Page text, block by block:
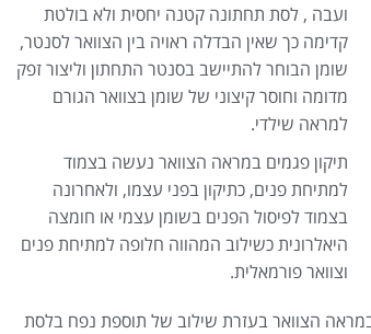
ועבה , לסת תחתונה קטנה יחסית ולא בולטת
קדימה כך שאין הבדלה ראויה בין הצוואר לסנטר,
שומן הבוחר להתיישב בסנטר התחתון וליצור זפק
מדומה וחוסר קיצוני של שומן בצוואר הגורם
למראה שילדי.
תיקון פגמים במראה הצוואר נעשה בצמוד
למתיחת פנים, כתיקון בפני עצמו, ולאחרונה
בצמוד לפיסול הפנים בשומן עצמי או חומצה
היאלרונית כשילוב המהווה חלופה למתיחת פנים
וצוואר פורמאלית.
הצוואר בעזרת שילוב של תוספת נפח בלסת